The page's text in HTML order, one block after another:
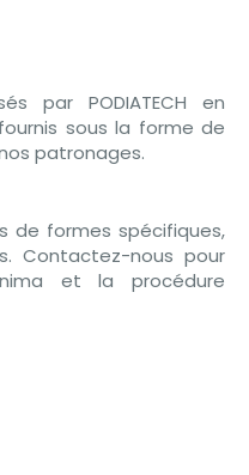
par PODIATECH en
sous la forme de
patronages.
de formes spécifiques,
Contactez-nous pour
et la procédure